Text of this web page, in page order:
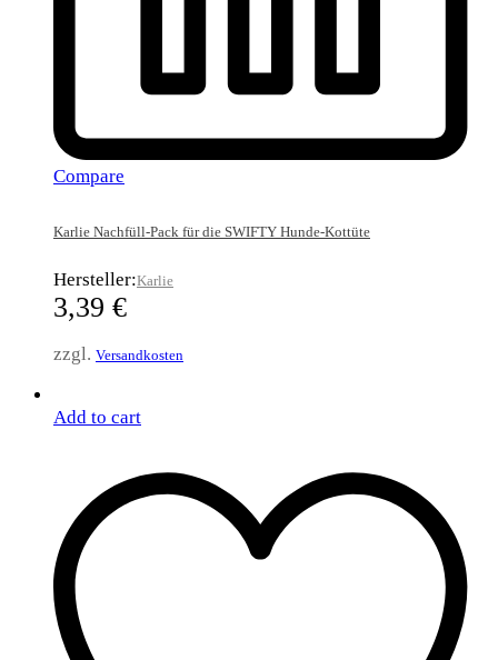
Compare
Karlie Nachfüll-Pack für die SWIFTY Hunde-Kottüte
Hersteller:Karlie
3,39 €
zzgl. Versandkosten
Add to cart